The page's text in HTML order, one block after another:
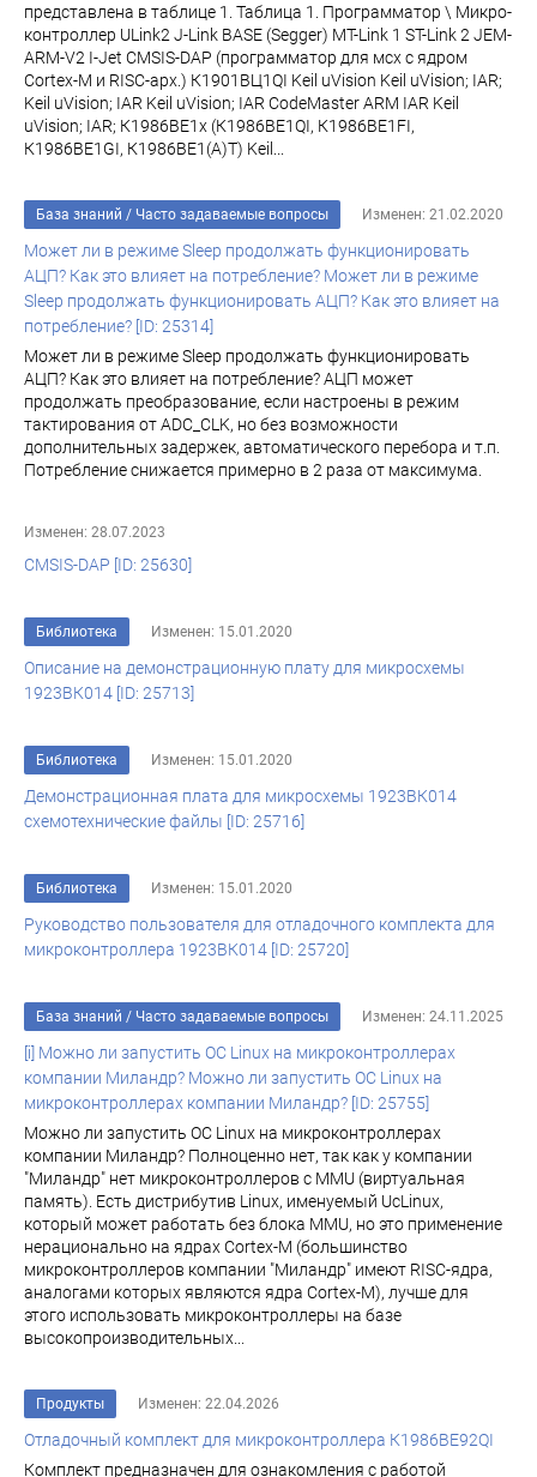
представлена в таблице 1. Таблица 1. Программатор \ Микро-
контроллер ULink2 J-Link BASE (Segger) MT-Link 1 ST-Link 2 JEM-
ARM-V2 I-Jet CMSIS-DAP (программатор для мсх с ядром
Cortex-M и RISC-арх.) К1901ВЦ1QI Keil uVision Keil uVision; IAR;
Keil uVision; IAR Keil uVision; IAR CodeMaster ARM IAR Keil
uVision; IAR; К1986ВЕ1x (К1986ВЕ1QI, К1986ВЕ1FI,
К1986ВЕ1GI, К1986ВЕ1(A)T) Keil...
База знаний / Часто задаваемые вопросы Изменен: 21.02.2020
Может ли в режиме Sleep продолжать функционировать
АЦП? Как это влияет на потребление? Может ли в режиме
Sleep продолжать функционировать АЦП? Как это влияет на
потребление? [ID: 25314]
Может ли в режиме Sleep продолжать функционировать
АЦП? Как это влияет на потребление? АЦП может
продолжать преобразование, если настроены в режим
тактирования от ADC_CLK, но без возможности
дополнительных задержек, автоматического перебора и т.п.
Потребление снижается примерно в 2 раза от максимума.
Изменен: 28.07.2023
CMSIS-DAP [ID: 25630]
Библиотека Изменен: 15.01.2020
Описание на демонстрационную плату для микросхемы
1923ВК014 [ID: 25713]
Библиотека Изменен: 15.01.2020
Демонстрационная плата для микросхемы 1923ВК014
схемотехнические файлы [ID: 25716]
Библиотека Изменен: 15.01.2020
Руководство пользователя для отладочного комплекта для
микроконтроллера 1923ВК014 [ID: 25720]
База знаний / Часто задаваемые вопросы Изменен: 24.11.2025
[i] Можно ли запустить ОС Linux на микроконтроллерах
компании Миландр? Можно ли запустить ОС Linux на
микроконтроллерах компании Миландр? [ID: 25755]
Можно ли запустить ОС Linux на микроконтроллерах
компании Миландр? Полноценно нет, так как у компании
"Миландр" нет микроконтроллеров с MMU (виртуальная
память). Есть дистрибутив Linux, именуемый UcLinux,
который может работать без блока MMU, но это применение
нерационально на ядрах Cortex-M (большинство
микроконтроллеров компании "Миландр" имеют RISC-ядра,
аналогами которых являются ядра Cortex-M), лучше для
этого использовать микроконтроллеры на базе
высокопроизводительных...
Продукты Изменен: 22.04.2026
Отладочный комплект для микроконтроллера К1986ВЕ92QI
Комплект предназначен для ознакомления с работой